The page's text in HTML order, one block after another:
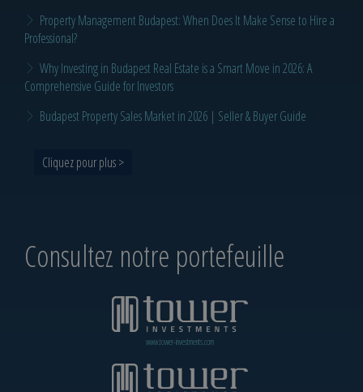
Property Management Budapest: When Does It Make Sense to Hire a
Professional?
Why Investing in Budapest Real Estate is a Smart Move in 2026: A
Comprehensive Guide for Investors
Budapest Property Sales Market in 2026 | Seller & Buyer Guide
Cliquez pour plus >
Consultez notre portefeuille
www.tower-investments.com